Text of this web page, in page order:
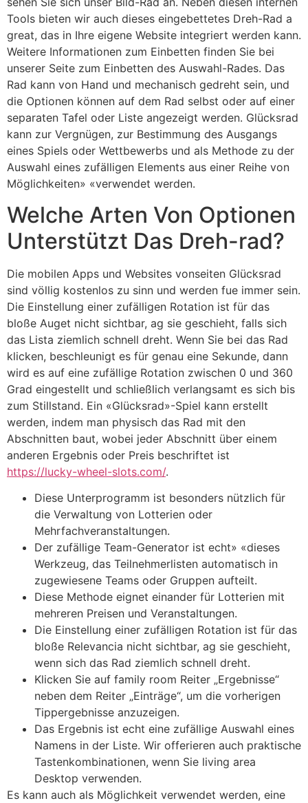
Tools bieten wir auch dieses eingebettetes Dreh-Rad a
great, das in Ihre eigene Website integriert werden kann.
Weitere Informationen zum Einbetten finden Sie bei
unserer Seite zum Einbetten des Auswahl-Rades. Das
Rad kann von Hand und mechanisch gedreht sein, und
die Optionen können auf dem Rad selbst oder auf einer
separaten Tafel oder Liste angezeigt werden. Glücksrad
kann zur Vergnügen, zur Bestimmung des Ausgangs
eines Spiels oder Wettbewerbs und als Methode zu der
Auswahl eines zufälligen Elements aus einer Reihe von
Möglichkeiten» «verwendet werden.
Welche Arten Von Optionen
Unterstützt Das Dreh-rad?
Die mobilen Apps und Websites vonseiten Glücksrad
sind völlig kostenlos zu sinn und werden fue immer sein.
Die Einstellung einer zufälligen Rotation ist für das
bloße Auget nicht sichtbar, ag sie geschieht, falls sich
das Lista ziemlich schnell dreht. Wenn Sie bei das Rad
klicken, beschleunigt es für genau eine Sekunde, dann
wird es auf eine zufällige Rotation zwischen 0 und 360
Grad eingestellt und schließlich verlangsamt es sich bis
zum Stillstand. Ein «Glücksrad»-Spiel kann erstellt
werden, indem man physisch das Rad mit den
Abschnitten baut, wobei jeder Abschnitt über einem
anderen Ergebnis oder Preis beschriftet ist
https://lucky-wheel-slots.com/.
Diese Unterprogramm ist besonders nützlich für
die Verwaltung von Lotterien oder
Mehrfachveranstaltungen.
Der zufällige Team-Generator ist echt» «dieses
Werkzeug, das Teilnehmerlisten automatisch in
zugewiesene Teams oder Gruppen aufteilt.
Diese Methode eignet einander für Lotterien mit
mehreren Preisen und Veranstaltungen.
Die Einstellung einer zufälligen Rotation ist für das
bloße Relevancia nicht sichtbar, ag sie geschieht,
wenn sich das Rad ziemlich schnell dreht.
Klicken Sie auf family room Reiter „Ergebnisse“
neben dem Reiter „Einträge“, um die vorherigen
Tippergebnisse anzuzeigen.
Das Ergebnis ist echt eine zufällige Auswahl eines
Namens in der Liste. Wir offerieren auch praktische
Tastenkombinationen, wenn Sie living area
Desktop verwenden.
Es kann auch als Möglichkeit verwendet werden, eine